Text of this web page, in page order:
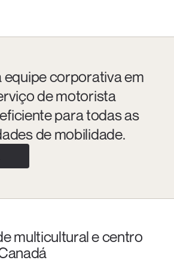
equipe corporativa em
de motorista
para todas as
de mobilidade.
multicultural e centro